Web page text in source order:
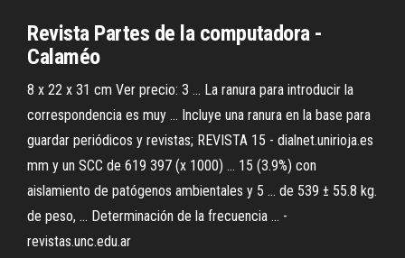
Revista Partes de la computadora -
Calaméo
8 x 22 x 31 cm Ver precio: 3 ... La ranura para introducir la
correspondencia es muy ... Incluye una ranura en la base para
guardar periódicos y revistas; REVISTA 15 - dialnet.unirioja.es
mm y un SCC de 619 397 (x 1000) ... 15 (3.9%) con
aislamiento de patógenos ambientales y 5 ... de 539 ± 55.8 kg.
de peso, ... Determinación de la frecuencia ... -
revistas.unc.edu.ar